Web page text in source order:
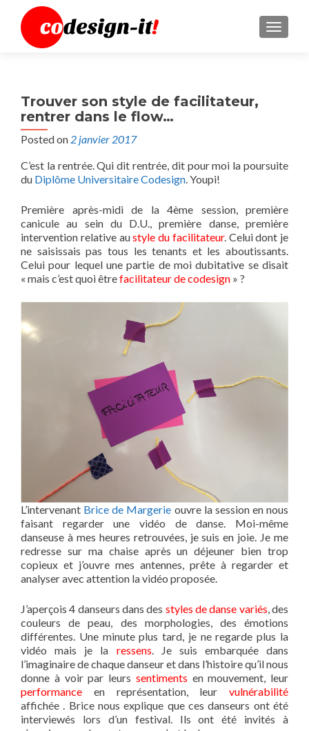
MENU
Trouver son style de facilitateur,
rentrer dans le flow…
Posted on 2 janvier 2017
C’est la rentrée. Qui dit rentrée, dit pour moi la poursuite
du Diplôme Universitaire Codesign. Youpi!
Première après-midi de la 4ème session, première
canicule au sein du D.U., première danse, première
intervention relative austyle du facilitateur. Celui dont je
ne saisissais pas tous les tenants et les aboutissants.
Celui pour lequel une partie de moi dubitative se disait
« mais c’est quoi êtrefacilitateur de codesign » ?
L’intervenant Brice de Margerie ouvre la session en nous
faisant regarder une vidéo de danse. Moi-même
danseuse à mes heures retrouvées, je suis en joie. Je me
redresse sur ma chaise après un déjeuner bien trop
copieux et j’ouvre mes antennes, prête à regarder et
analyser avec attention la vidéo proposée.
J’aperçois 4 danseurs dans des styles de danse variés, des
couleurs de peau, des morphologies, des émotions
différentes. Une minute plus tard, je ne regarde plus la
vidéo mais je la ressens. Je suis embarquée dans
l’imaginaire de chaque danseur et dans l’histoire qu’il nous
donne à voir par leurs sentiments en mouvement, leur
performance en représentation, leur vulnérabilité
affichée . Brice nous explique que ces danseurs ont été
interviewés lors d’un festival. Ils ont été invités à